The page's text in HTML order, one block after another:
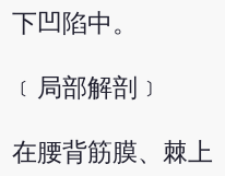
下凹陷中。
﹝局部解剖﹞
在腰背筋膜、棘上